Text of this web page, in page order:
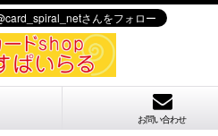
お問い合わせ